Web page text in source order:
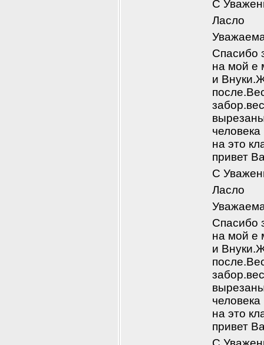
С
Ласло
Спасибо
на мой е
и
на это
привет
С
Ласло
Спасибо
на мой е
и
на это
привет